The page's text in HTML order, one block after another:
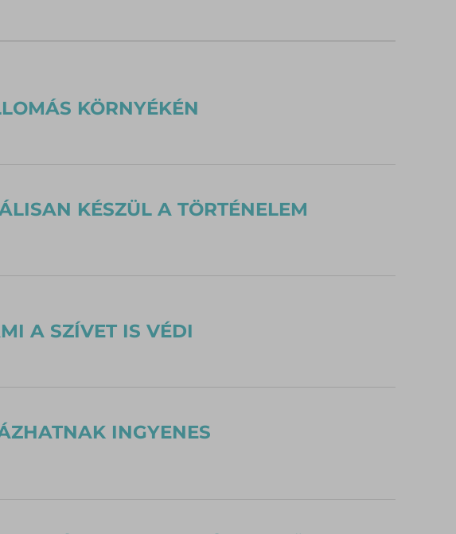
KÖRNYÉKÉN
KÉSZÜL A TÖRTÉNELEM
A SZÍVET IS VÉDI
INGYENES